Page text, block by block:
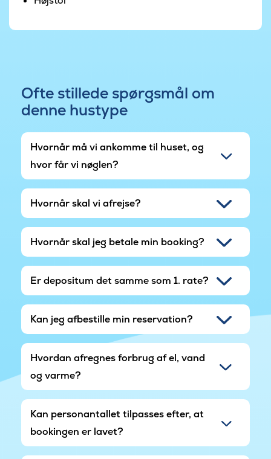
Af hensyn til naboer, herunder områdets
Ofte stillede spørgsmål om
denne hustype
Hvornår må vi ankomme til huset, og
hvor får vi nøglen?
Hvornår skal vi afrejse?
Hvornår skal jeg betale min booking?
Er depositum det samme som 1. rate?
Kan jeg afbestille min reservation?
Hvordan afregnes forbrug af el, vand
og varme?
Kan personantallet tilpasses efter, at
bookingen er lavet?